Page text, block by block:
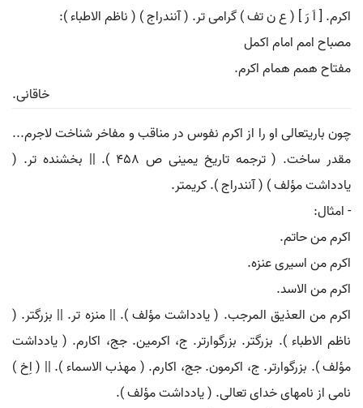
اکرم. [ اَ رَ ] ( ع ن تف ) گرامی تر. ( آنندراج ) ( ناظم الاطباء ):
مصباح امم امام اکمل
مفتاح همم همام اکرم.
خاقانی.
چون باریتعالی او را از اکرم نفوس در مناقب و مفاخر شناخت لاجرم...
مقدر ساخت. ( ترجمه تاریخ یمینی ص 458 ). || بخشنده تر. (
یادداشت مؤلف ) ( آنندراج ). کریمتر.
- امثال:
اکرم من حاتم.
اکرم من اسیری عنزه.
اکرم من الاسد.
اکرم من العذیق المرجب. ( یادداشت مؤلف ). || منزه تر. || بزرگتر. (
ناظم الاطباء ). بزرگتر. بزرگوارتر. ج، اکرمین. جج، اکارم. ( یادداشت
مؤلف ). بزرگوارتر. ج، اکرمون. جج، اکارم. ( مهذب الاسماء ). || ( اِخ )
نامی از نامهای خدای تعالی. ( یادداشت مؤلف ).